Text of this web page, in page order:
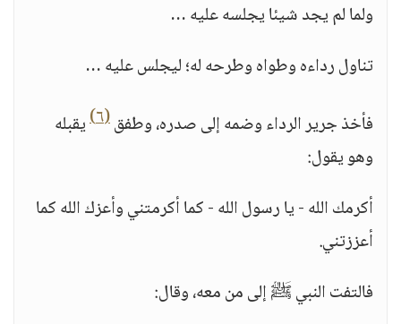
ولما لم يجد شيئا يجلسه عليه …
تناول رداءه وطواه وطرحه له؛ ليجلس عليه …
فأخذ جرير الرداء وضمه إلى صدره، وطفق(٦)
يقبله
وهو يقول:
أكرمك الله - يا رسول الله - كما أكرمتني وأعزك الله كما
أعززتني.
فالتفت النبي ﷺ إلى من معه، وقال: